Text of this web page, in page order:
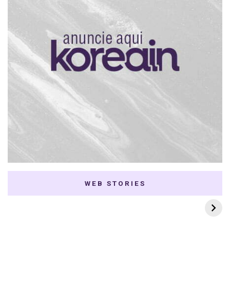
WEB STORIES
7 K-dramas Enemies
to Lovers
Thai Dramas com
First e Khaotung